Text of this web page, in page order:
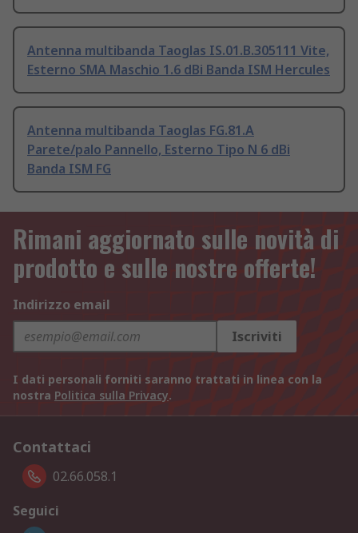
Antenna multibanda Taoglas IS.01.B.305111 Vite,
Esterno SMA Maschio 1.6 dBi Banda ISM Hercules
Antenna multibanda Taoglas FG.81.A
Parete/palo Pannello, Esterno Tipo N 6 dBi
Banda ISM FG
Rimani aggiornato sulle novità di
prodotto e sulle nostre offerte!
Indirizzo email
Iscriviti
I dati personali forniti saranno trattati in linea con la
nostra Politica sulla Privacy.
Contattaci
02.66.058.1
Seguici